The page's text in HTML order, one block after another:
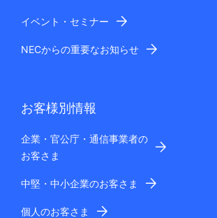
イベント・セミナー
NECからの重要なお知らせ
お客様別情報
企業・官公庁・通信事業者の
お客さま
中堅・中小企業のお客さま
個人のお客さま